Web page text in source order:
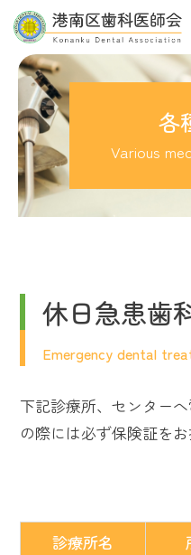
各
Various
休日急患歯
Emergency dental
下記診療所、センター
の際には必ず保険証をお
診療所名